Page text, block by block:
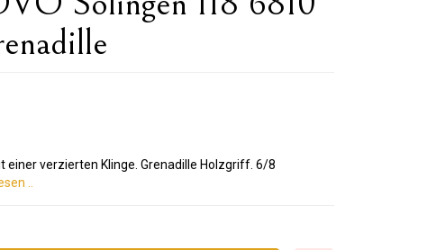
einer verzierten Klinge. Grenadille Holzgriff. 6/8
..